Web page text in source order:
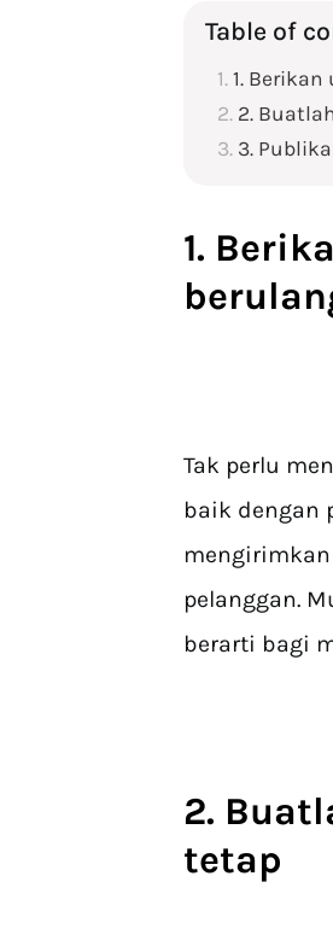
Table of
1.
2.
3.
1.
Tak perlu
baik dengan
pelanggan.
berarti bagi
2.
tetap